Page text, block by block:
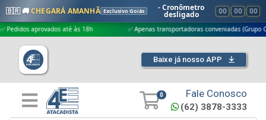
🇧🇷 🚚CHEGARÁ AMANHÃ Exclusivo Goiás - Cronômetro
desligado 00 : 00 : 00
aprovados até às 18h ✅ Apenas transportadoras conveniadas (Grupo G5)
Baixe já nosso APP
0 Fale Conosco
(62) 3878-3333